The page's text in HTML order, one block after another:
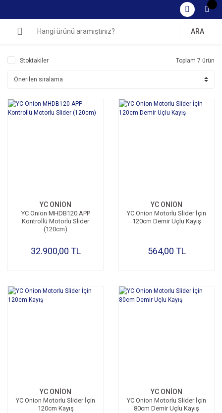
ARA
Stoktakiler Toplam 7 ürün
YC ONİON
YC Onion MHDB120 APP
Kontrollü Motorlu Slider
(120cm)
32.900,00 TL
YC ONİON
YC Onion Motorlu Slider İçin
120cm Demir Uçlu Kayış
564,00 TL
YC ONİON
YC Onion Motorlu Slider İçin
120cm Kayış
YC ONİON
YC Onion Motorlu Slider İçin
80cm Demir Uçlu Kayış